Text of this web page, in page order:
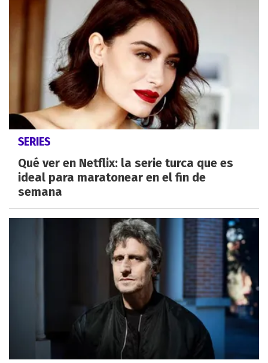
SERIES
Qué ver en Netflix: la serie turca que es
ideal para maratonear en el fin de
semana